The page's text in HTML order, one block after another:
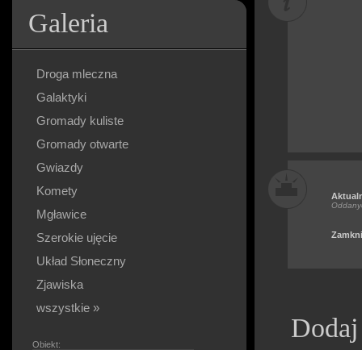
Galeria
Droga mleczna
Galaktyki
Gromady kuliste
Gromady otwarte
Gwiazdy
Komety
Mgławice
Szerokie ujęcie
Układ Słoneczny
Zjawiska
wszystkie »
Obiekt: